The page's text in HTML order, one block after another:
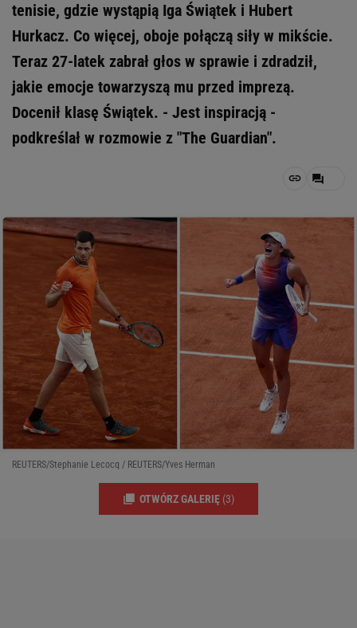
tenisie, gdzie wystąpią Iga Świątek i Hubert
Hurkacz. Co więcej, oboje połączą siły w mikście.
Teraz 27-latek zabrał głos w sprawie i zdradził,
jakie emocje towarzyszą mu przed imprezą.
Docenił klasę Świątek. - Jest inspiracją -
podkreślał w rozmowie z "The Guardian".
REUTERS/Stephanie Lecocq / REUTERS/Yves Herman
OTWÓRZ GALERIĘ (3)